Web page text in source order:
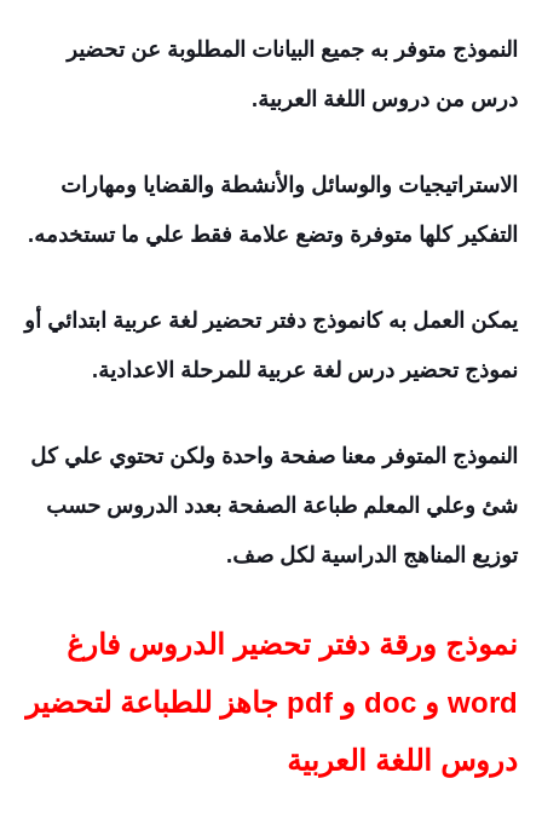
النموذج متوفر به جميع البيانات المطلوبة عن تحضير
درس من دروس اللغة العربية.
الاستراتيجيات والوسائل والأنشطة والقضايا ومهارات
التفكير كلها متوفرة وتضع علامة فقط علي ما تستخدمه.
يمكن العمل به كانموذج دفتر تحضير لغة عربية ابتدائي أو
نموذج تحضير درس لغة عربية للمرحلة الاعدادية.
النموذج المتوفر معنا صفحة واحدة ولكن تحتوي علي كل
شئ وعلي المعلم طباعة الصفحة بعدد الدروس حسب
توزيع المناهج الدراسية لكل صف.
نموذج ورقة دفتر تحضير الدروس فارغ
word و doc و pdf جاهز للطباعة لتحضير
دروس اللغة العربية